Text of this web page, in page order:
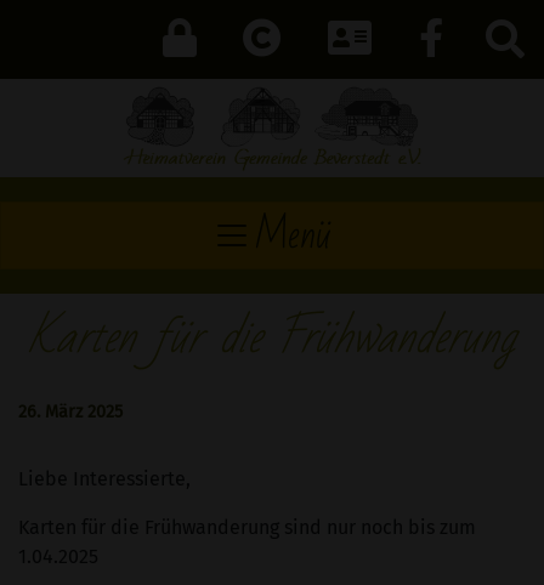
Karten für die Frühwanderung
26. März 2025